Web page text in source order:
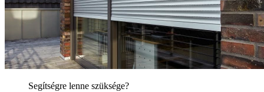
Segítségre lenne szüksége?